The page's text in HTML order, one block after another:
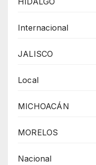
Internacional
JALISCO
Local
MICHOACÁN
MORELOS
Nacional